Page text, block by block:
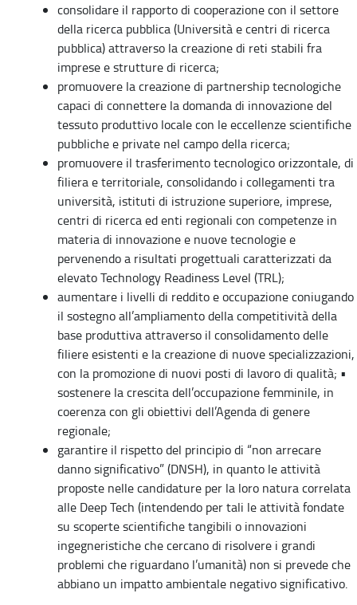
consolidare il rapporto di cooperazione con il settore
della ricerca pubblica (Università e centri di ricerca
pubblica) attraverso la creazione di reti stabili fra
imprese e strutture di ricerca;
promuovere la creazione di partnership tecnologiche
capaci di connettere la domanda di innovazione del
tessuto produttivo locale con le eccellenze scientifiche
pubbliche e private nel campo della ricerca;
promuovere il trasferimento tecnologico orizzontale, di
filiera e territoriale, consolidando i collegamenti tra
università, istituti di istruzione superiore, imprese,
centri di ricerca ed enti regionali con competenze in
materia di innovazione e nuove tecnologie e
pervenendo a risultati progettuali caratterizzati da
elevato Technology Readiness Level (TRL);
aumentare i livelli di reddito e occupazione coniugando
il sostegno all’ampliamento della competitività della
base produttiva attraverso il consolidamento delle
filiere esistenti e la creazione di nuove specializzazioni,
con la promozione di nuovi posti di lavoro di qualità; •
sostenere la crescita dell’occupazione femminile, in
coerenza con gli obiettivi dell’Agenda di genere
regionale;
garantire il rispetto del principio di “non arrecare
danno significativo” (DNSH), in quanto le attività
proposte nelle candidature per la loro natura correlata
alle Deep Tech (intendendo per tali le attività fondate
su scoperte scientifiche tangibili o innovazioni
ingegneristiche che cercano di risolvere i grandi
problemi che riguardano l’umanità) non si prevede che
abbiano un impatto ambientale negativo significativo.